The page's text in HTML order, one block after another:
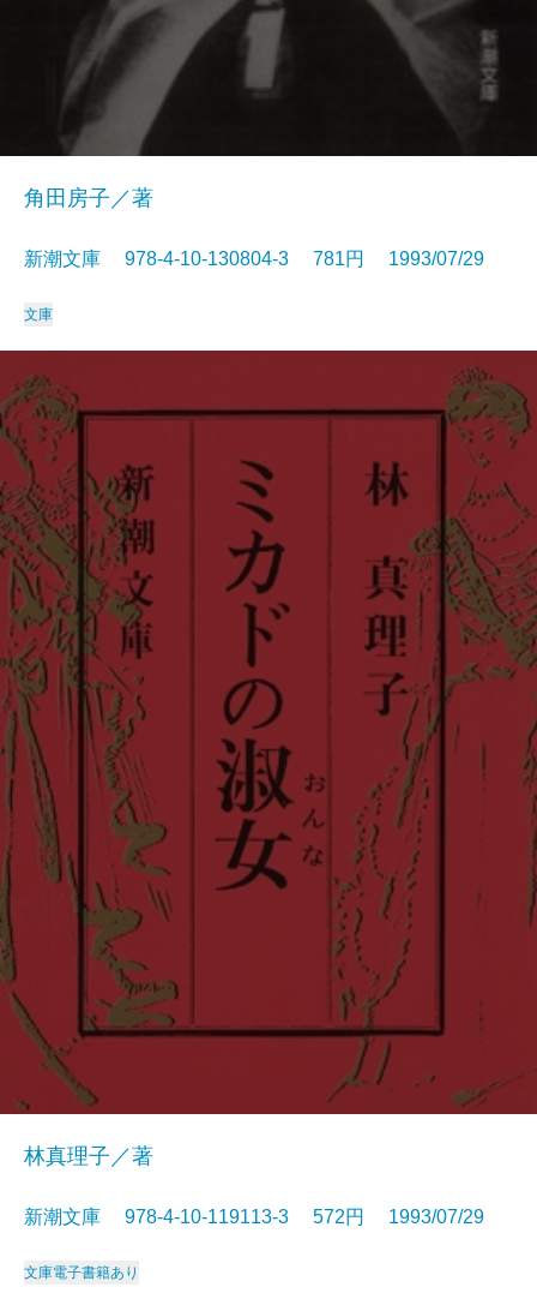
角田房子／著
新潮文庫 978-4-10-130804-3 781円 1993/07/29
文庫
林真理子／著
新潮文庫 978-4-10-119113-3 572円 1993/07/29
文庫電子書籍あり